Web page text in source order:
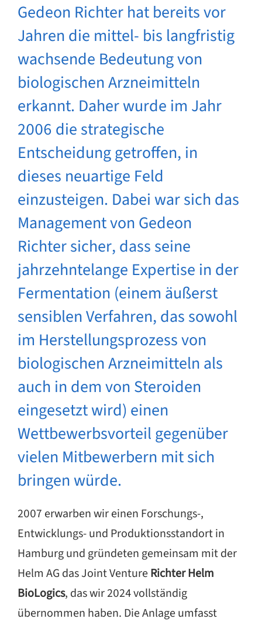
Gedeon Richter hat bereits vor
Jahren die mittel- bis langfristig
wachsende Bedeutung von
biologischen Arzneimitteln
erkannt. Daher wurde im Jahr
2006 die strategische
Entscheidung getroffen, in
dieses neuartige Feld
einzusteigen. Dabei war sich das
Management von Gedeon
Richter sicher, dass seine
jahrzehntelange Expertise in der
Fermentation (einem äußerst
sensiblen Verfahren, das sowohl
im Herstellungsprozess von
biologischen Arzneimitteln als
auch in dem von Steroiden
eingesetzt wird) einen
Wettbewerbsvorteil gegenüber
vielen Mitbewerbern mit sich
bringen würde.
2007 erwarben wir einen Forschungs-,
Entwicklungs- und Produktionsstandort in
Hamburg und gründeten gemeinsam mit der
Helm AG das Joint VentureRichter Helm
BioLogics, das wir 2024 vollständig
übernommen haben. Die Anlage umfasst